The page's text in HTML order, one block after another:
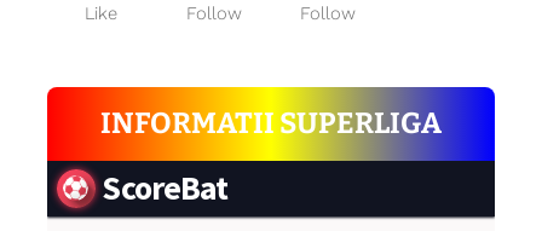
Like Follow Follow
INFORMATII SUPERLIGA